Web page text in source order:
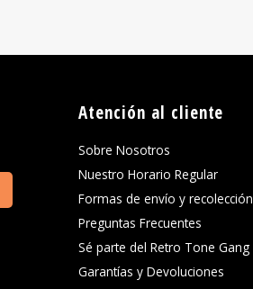
Atención al cliente
Sobre Nosotros
Nuestro Horario Regular
Formas de envío y recolección
Preguntas Frecuentes
Sé parte del Retro Tone Gang
Garantías y Devoluciones